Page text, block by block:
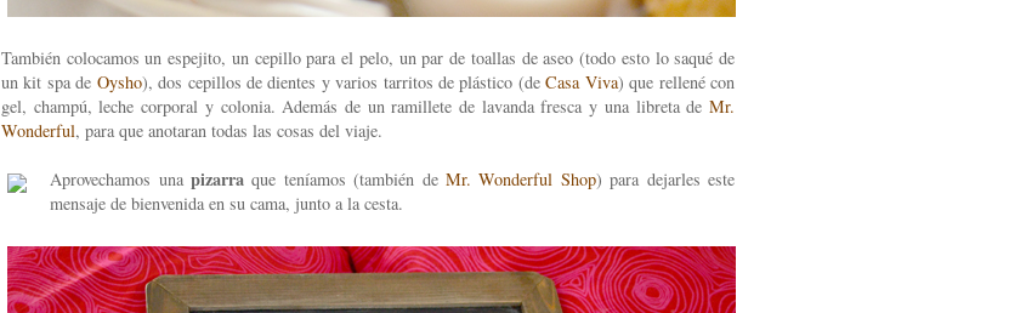
También colocamos un espejito, un cepillo para el pelo, un par de toallas de aseo (todo esto lo saqué de
un kit spa de Oysho), dos cepillos de dientes y varios tarritos de plástico (deCasa Viva) que rellené con
gel, champú, leche corporal y colonia. Además de un ramillete de lavanda fresca y una libreta de Mr.
Wonderful, para que anotaran todas las cosas del viaje.
Aprovechamos unapizarra que teníamos (también deMr. Wonderful Shop) para dejarles este
mensaje de bienvenida en su cama, junto a la cesta.